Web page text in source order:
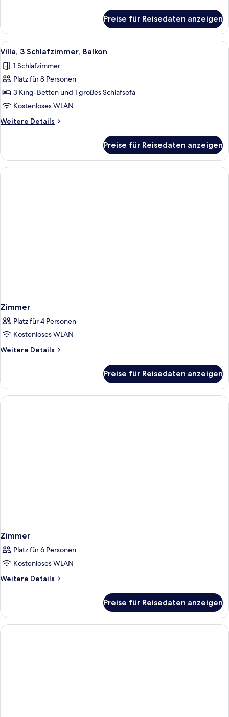
3 Schlafzimmer,
Balkon
Preise für Reisedaten anzeigen
Alle
Fotos
für
Villa,
3 Schlafzimmer,
Balkon
anzeigen
Ein Hotelzimmer mit Esstisch, roten
6
Villa, 3 Schlafzimmer, Balkon
1 Schlafzimmer
Platz für 8 Personen
3 King-Betten und 1 großes Schlafsofa
Kostenloses WLAN
Weitere Details
Weitere
3 Schlafzimmer,
Balkon
Preise für Reisedaten anzeigen
Zimmer
Platz für 4 Personen
Kostenloses WLAN
Weitere Details
Weitere
Preise für Reisedaten anzeigen
Zimmer
Platz für 6 Personen
Kostenloses WLAN
Weitere Details
Weitere
Preise für Reisedaten anzeigen